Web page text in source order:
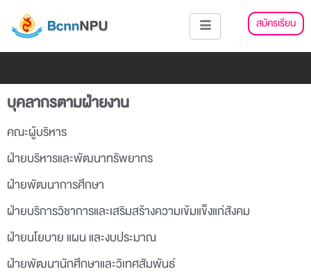
สมัครเรียน
บุคลากรตามฝ่ายงาน
คณะผู้บริหาร
ฝ่ายบริหารและพัฒนาทรัพยากร
ฝ่ายพัฒนาการศึกษา
ฝ่ายบริการวิชาการและเสริมสร้างความเข้มแข็งแก่สังคม
ฝ่ายนโยบาย แผน และงบประมาณ
ฝ่ายพัฒนานักศึกษาและวิเทศสัมพันธ์